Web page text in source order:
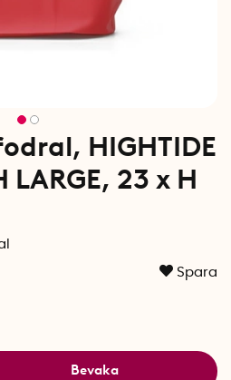
HIGHTIDE
LARGE, 23 x H
Spara
Bevaka